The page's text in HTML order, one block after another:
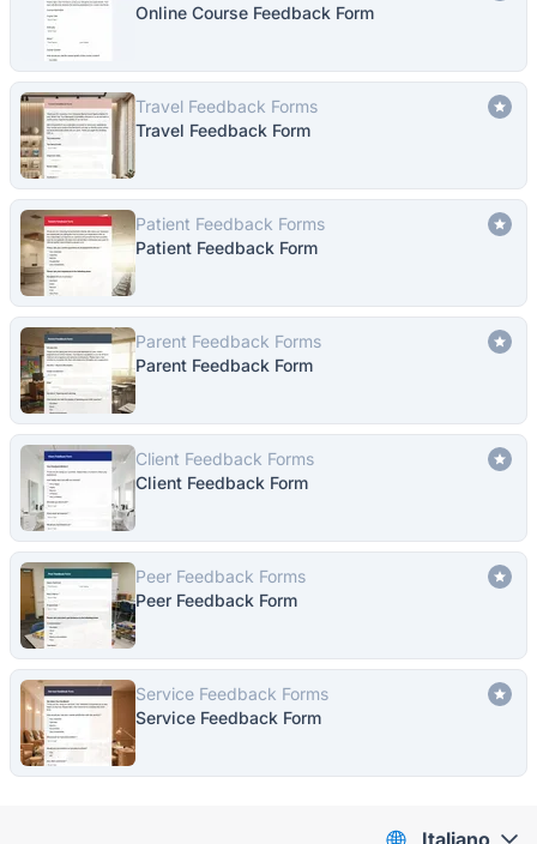
Online Course Feedback Form
Travel Feedback Forms
Travel Feedback Form
Patient Feedback Forms
Patient Feedback Form
Parent Feedback Forms
Parent Feedback Form
Client Feedback Forms
Client Feedback Form
Peer Feedback Forms
Peer Feedback Form
Service Feedback Forms
Service Feedback Form
Italiano